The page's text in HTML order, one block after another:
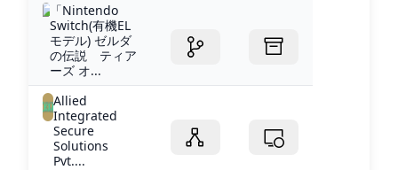
「Nintendo
Switch(有機EL
モデル) ゼルダ
の伝説 ティア
ーズ オ...
Allied
Integrated
Secure
Solutions
Pvt....